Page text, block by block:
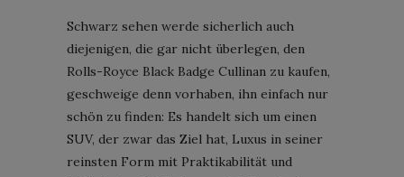
Schwarz sehen werde sicherlich auch
diejenigen, die gar nicht überlegen, den
Rolls-Royce Black Badge Cullinan zu kaufen,
geschweige denn vorhaben, ihn einfach nur
schön zu finden: Es handelt sich um einen
SUV, der zwar das Ziel hat, Luxus in seiner
reinsten Form mit Praktikabilität und